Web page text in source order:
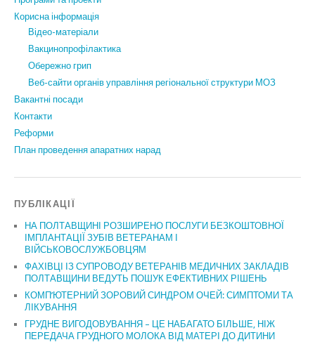
Корисна інформація
Відео-матеріали
Вакцинопрофілактика
Обережно грип
Веб-сайти органів управління регіональної структури МОЗ
Вакантні посади
Контакти
Реформи
План проведення апаратних нарад
ПУБЛІКАЦІЇ
НА ПОЛТАВЩИНІ РОЗШИРЕНО ПОСЛУГИ БЕЗКОШТОВНОЇ
ІМПЛАНТАЦІЇ ЗУБІВ ВЕТЕРАНАМ І
ВІЙСЬКОВОСЛУЖБОВЦЯМ
ФАХІВЦІ ІЗ СУПРОВОДУ ВЕТЕРАНІВ МЕДИЧНИХ ЗАКЛАДІВ
ПОЛТАВЩИНИ ВЕДУТЬ ПОШУК ЕФЕКТИВНИХ РІШЕНЬ
КОМП’ЮТЕРНИЙ ЗОРОВИЙ СИНДРОМ ОЧЕЙ: СИМПТОМИ ТА
ЛІКУВАННЯ
ГРУДНЕ ВИГОДОВУВАННЯ – ЦЕ НАБАГАТО БІЛЬШЕ, НІЖ
ПЕРЕДАЧА ГРУДНОГО МОЛОКА ВІД МАТЕРІ ДО ДИТИНИ